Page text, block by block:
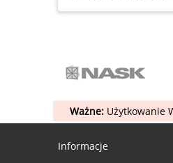
Ważne:Użytkowanie
Informacje